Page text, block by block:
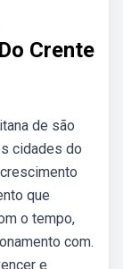
Crente
de são
cidades do
que
o tempo,
com.
e